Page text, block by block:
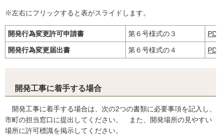
※左右にフリックすると表がスライドします。
開発行為変更許可申請書 第６号様式の３ PDF
開発行為変更届出書 第６号様式の４ PDF
開発工事に着手する場合
開発工事に着手する場合は、次の2つの書類に必要事項を記入し、
市町の担当窓口に提出してください。 また、開発場所の見やすい
場所に許可標識を掲示してください。